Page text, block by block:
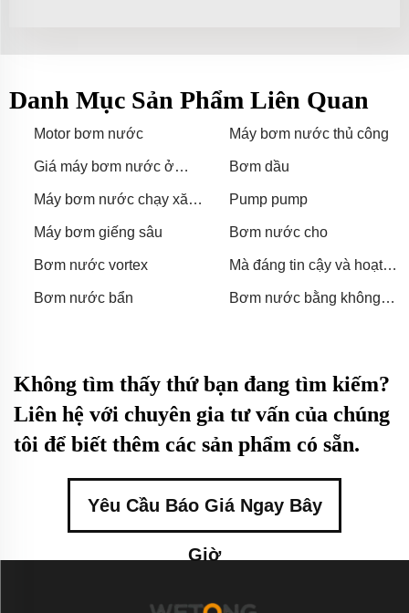
Danh Mục Sản Phẩm Liên Quan
Motor bơm nước Máy bơm nước thủ công
Giá máy bơm nước ở
Bơm dầu
Máy bơm nước chạy xăng
Pump pump
Máy bơm giếng sâu Bơm nước cho
Bơm nước vortex
Mà đáng tin cậy và hoạt
lái xe giữ cho xe ở tình
Bơm nước bẩn
Bơm nước bằng không
Không tìm thấy thứ bạn đang tìm kiếm?
Liên hệ với chuyên gia tư vấn của chúng
tôi để biết thêm các sản phẩm có sẵn.
Yêu Cầu Báo Giá Ngay Bây
Giờ